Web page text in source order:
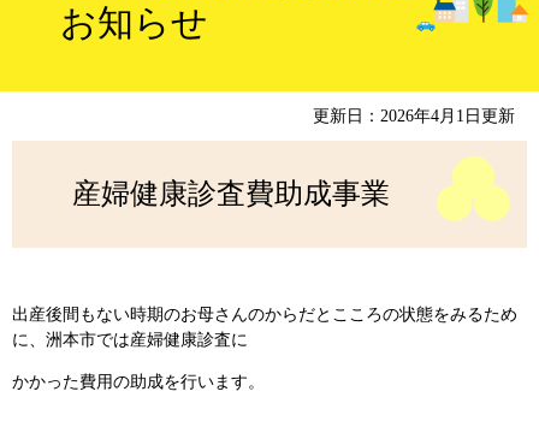
お知らせ
更新日：2026年4月1日更新
産婦健康診査費助成事業
出産後間もない時期のお母さんのからだとこころの状態をみるため
に、洲本市では産婦健康診査に
かかった費用の助成を行います。